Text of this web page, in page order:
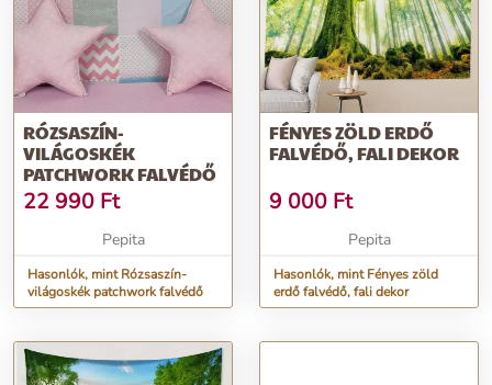
RÓZSASZÍN-
VILÁGOSKÉK
PATCHWORK FALVÉDŐ
22 990 Ft
Pepita
Hasonlók, mint Rózsaszín-
világoskék patchwork falvédő
FÉNYES ZÖLD ERDŐ
FALVÉDŐ, FALI DEKOR
9 000 Ft
Pepita
Hasonlók, mint Fényes zöld
erdő falvédő, fali dekor